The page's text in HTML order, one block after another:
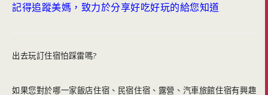
記得追蹤美媽，致力於分享好吃好玩的給您知道
出去玩訂住宿怕踩雷嗎?
如果您對於哪一家飯店住宿、民宿住宿、露營、汽車旅館住宿有興趣